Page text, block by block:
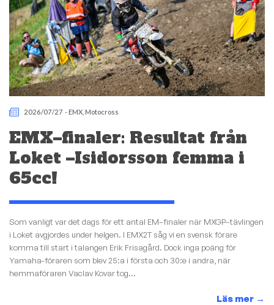
2026/07/27 - EMX Motocross
EMX–finaler: Resultat från
Loket –Isidorsson femma i
65cc!
Som vanligt var det dags för ett antal EM–finaler när MXGP–tävlingen
i Loket avgjordes under helgen. I EMX2T såg vi en svensk förare
komma till start i talangen Erik Frisagård. Dock inga poäng för
Yamaha-föraren som blev 25:a i första och 30:e i andra, när
hemmaföraren Vaclav Kovar tog...
Läs mer →